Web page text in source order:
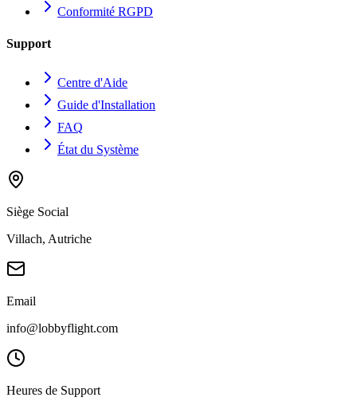
Conformité RGPD
Support
Centre d'Aide
Guide d'Installation
FAQ
État du Système
Siège Social
Villach, Autriche
Email
info@lobbyflight.com
Heures de Support